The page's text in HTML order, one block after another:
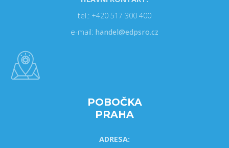
tel.: +420 517 300 400
e-mail: handel@edpsro.cz
POBOČKA
PRAHA
ADRESA: